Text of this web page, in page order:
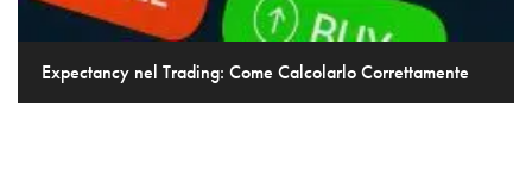
Expectancy nel Trading: Come Calcolarlo Correttamente